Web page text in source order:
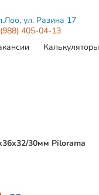
ул. Разина 17
405-04-13
Калькуляторы
30мм Pilorama